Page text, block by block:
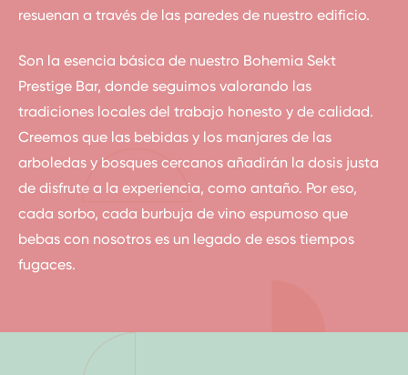
resuenan a través de las paredes de nuestro edificio.
Son la esencia básica de nuestro Bohemia Sekt
Prestige Bar, donde seguimos valorando las
tradiciones locales del trabajo honesto y de calidad.
Creemos que las bebidas y los manjares de las
arboledas y bosques cercanos añadirán la dosis justa
de disfrute a la experiencia, como antaño. Por eso,
cada sorbo, cada burbuja de vino espumoso que
bebas con nosotros es un legado de esos tiempos
fugaces.